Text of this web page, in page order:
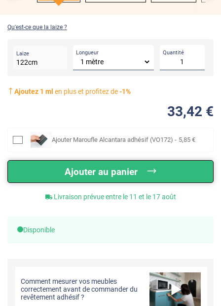
Qu'est-ce que la laize ?
Laize
122cm
Longueur Quantité
Ajoutez 1 ml en plus et profitez de-1%
33,42 €
Ajouter Maroufle Alcantara adhésif (VO172) - 5,85 €
Ajouter au panier
Livraison prévue entre le 11 et le 17 août
Disponible
Comment mesurer vos meubles
correctement avant de commander du
revêtement adhésif ?